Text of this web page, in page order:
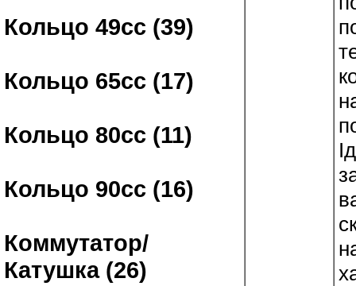
Кольцо 49сс (39)
Кольцо 65сс (17)
Кольцо 80сс (11)
Кольцо 90сс (16)
Коммутатор/
Катушка (26)